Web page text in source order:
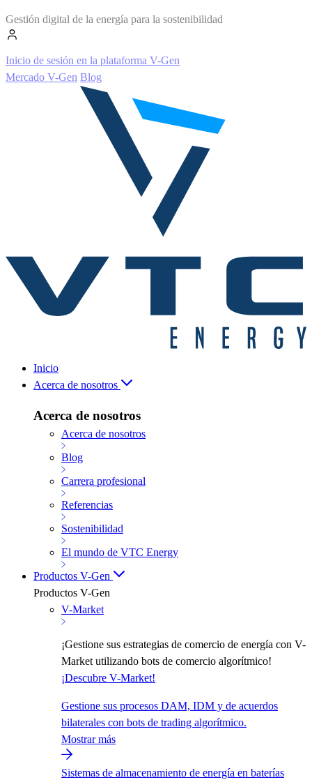
Gestión digital de la energía para la sostenibilidad
Inicio de sesión en la plataforma V-Gen
Mercado V-Gen Blog
Inicio
Acerca de nosotros
Acerca de nosotros
Acerca de nosotros
Blog
Carrera profesional
Referencias
Sostenibilidad
El mundo de VTC Energy
Productos V-Gen
Productos V-Gen
V-Market
¡Gestione sus estrategias de comercio de energía con V-
Market utilizando bots de comercio algorítmico!
¡Descubre V-Market!
Gestione sus procesos DAM, IDM y de acuerdos
bilaterales con bots de trading algorítmico.
Mostrar más
Sistemas de almacenamiento de energía en baterías